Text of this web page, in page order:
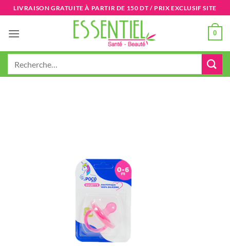
Passer
au
contenu
LIVRAISON GRATUITE À PARTIR DE 150 DT / PRIX EXCLUSIF SITE
0